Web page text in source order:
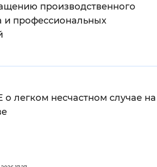
производственного
и профессиональных
легком несчастном случае на